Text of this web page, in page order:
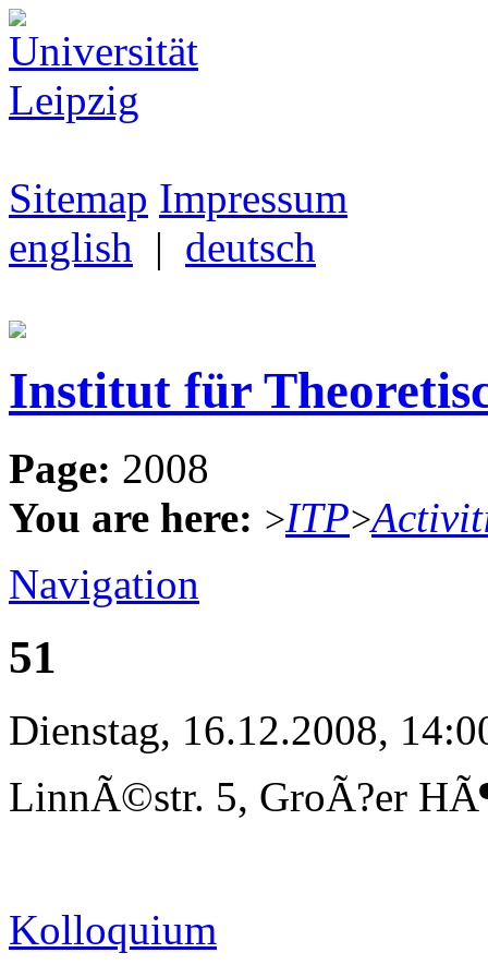
Sitemap Impressum
english | deutsch
Institut für
Page: 2008
You are here: >ITP>
Navigation
51
Dienstag, 16.12.2008,
LinnÃ©str. 5, GroÃ?er
Kolloquium